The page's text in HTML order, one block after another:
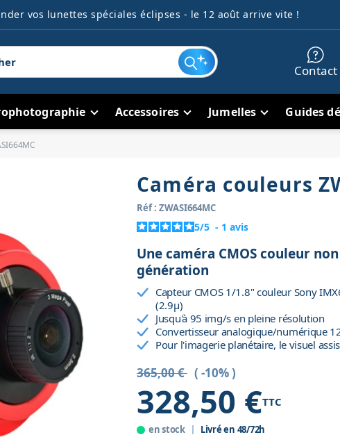
vos lunettes spéciales éclipses - le 12 août arrive vite !
Contact
Accessoires Jumelles Guides
Caméra couleurs
Réf : ZWASI664MC
5/5 - 1 avis
Une caméra CMOS couleur
génération
Capteur CMOS 1/1.8" couleur Sony
(2.9µ)
Jusqu'à 95 img/s en pleine résolution
Convertisseur analogique/numérique
Pour l'imagerie planétaire, le visuel
365,00 € ( -10% )
328,50 €TTC
en stock Livré en 48/72h